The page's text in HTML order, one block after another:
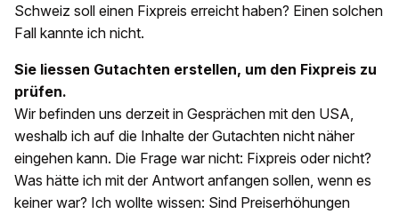
Schweiz soll einen Fixpreis erreicht haben? Einen solchen
Fall kannte ich nicht.
Sie liessen Gutachten erstellen, um den Fixpreis zu
prüfen.
Wir befinden uns derzeit in Gesprächen mit den USA,
weshalb ich auf die Inhalte der Gutachten nicht näher
eingehen kann. Die Frage war nicht: Fixpreis oder nicht?
Was hätte ich mit der Antwort anfangen sollen, wenn es
keiner war? Ich wollte wissen: Sind Preiserhöhungen